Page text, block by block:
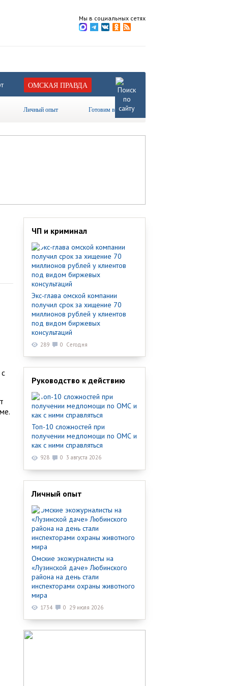
Мы в социальных сетях
ОМСКАЯ ПРАВДА
Личный опыт Готовим вместе
ЧП и криминал
Экс-глава омской компании
получил срок за хищение 70
миллионов рублей у клиентов
под видом биржевых
консультаций
289 0 Сегодня
Руководство к действию
Топ-10 сложностей при
получении медпомощи по ОМС и
как с ними справляться
928 0 3 августа 2026
Личный опыт
Омские экожурналисты на
«Лузинской даче» Любинского
района на день стали
инспекторами охраны животного
мира
1734 0 29 июля 2026